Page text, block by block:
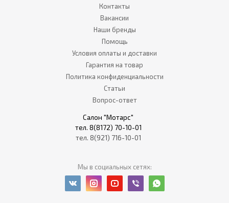
Контакты
Вакансии
Наши бренды
Помощь
Условия оплаты и доставки
Гарантия на товар
Политика конфиденциальности
Статьи
Вопрос-ответ
Салон "Мотарс"
тел. 8(8172) 70-10-01
тел. 8(921) 716-10-01
Мы в социальных сетях: